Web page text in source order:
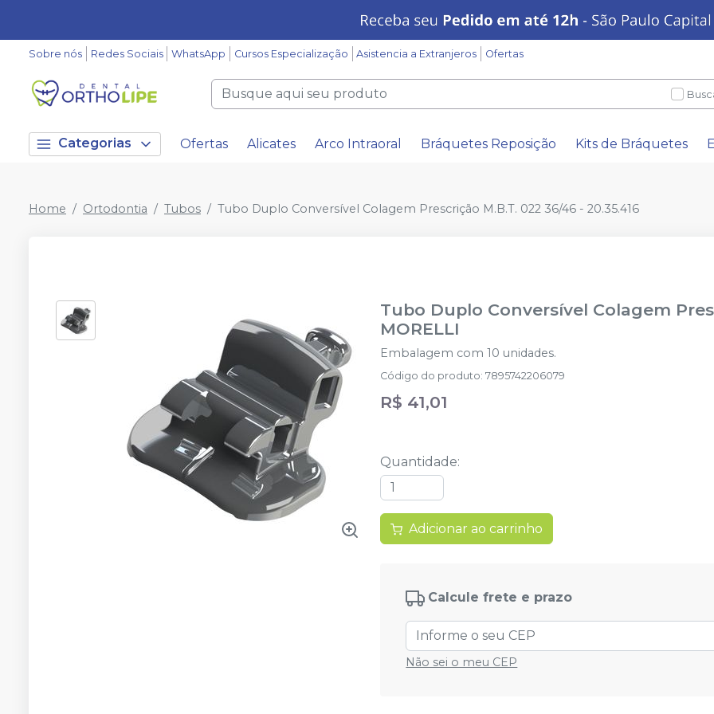
Sobre nós Redes Sociais WhatsApp Cursos Especialização Asistencia a Extranjeros Ofertas
Categorias Ofertas Alicates Arco Intraoral Bráquetes Reposição Kits de Bráquetes
Home Ortodontia Tubos Tubo Duplo Conversível Colagem Prescrição M.B.T. 022 36/46 - 20.35.416
Tubo Duplo Conversível Colagem
MORELLI
Embalagem com 10 unidades.
Código do produto:7895742206079
R$ 41,01
Quantidade:
Adicionar ao carrinho
Calcule frete e prazo
Não sei o meu CEP